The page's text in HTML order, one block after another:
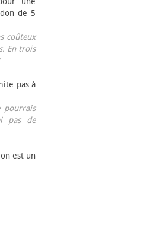
de 5
coûteux
En trois
pas à
pourrais
pas de
est un